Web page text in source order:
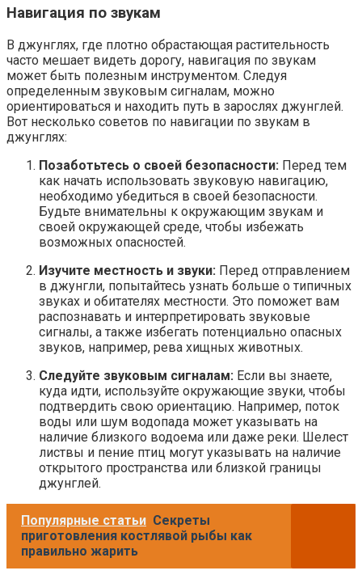
Навигация по звукам
В джунглях, где плотно обрастающая растительность
часто мешает видеть дорогу, навигация по звукам
может быть полезным инструментом. Следуя
определенным звуковым сигналам, можно
ориентироваться и находить путь в зарослях джунглей.
Вот несколько советов по навигации по звукам в
джунглях:
Позаботьтесь о своей безопасности: Перед тем
как начать использовать звуковую навигацию,
необходимо убедиться в своей безопасности.
Будьте внимательны к окружающим звукам и
своей окружающей среде, чтобы избежать
возможных опасностей.
Изучите местность и звуки: Перед отправлением
в джунгли, попытайтесь узнать больше о типичных
звуках и обитателях местности. Это поможет вам
распознавать и интерпретировать звуковые
сигналы, а также избегать потенциально опасных
звуков, например, рева хищных животных.
Следуйте звуковым сигналам: Если вы знаете,
куда идти, используйте окружающие звуки, чтобы
подтвердить свою ориентацию. Например, поток
воды или шум водопада может указывать на
наличие близкого водоема или даже реки. Шелест
листвы и пение птиц могут указывать на наличие
открытого пространства или близкой границы
джунглей.
Популярные статьи Секреты
приготовления костлявой рыбы как
правильно жарить